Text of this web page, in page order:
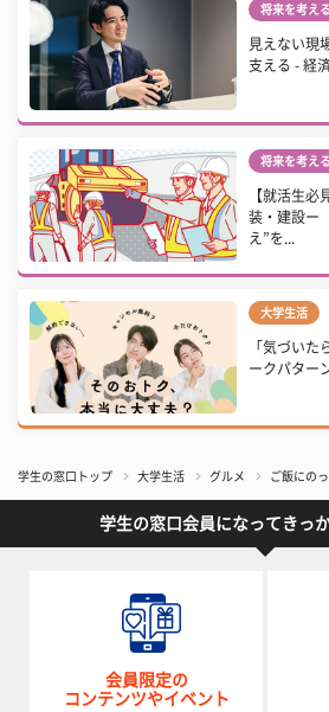
将来を考える
見えない現
支える - 経
将来を考える
【就活生必
装・建設ー
え”を...
大学生活
「気づいた
ークパター
学生の窓口トップ 大学生活 グルメ ご飯にの
学生の窓口会員になってきっ
会員限定の
コンテンツやイベント